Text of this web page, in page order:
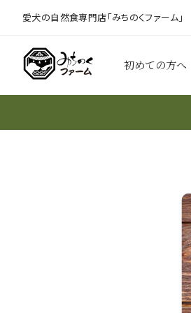
愛犬の自然食専門店「みちのくファーム」
初めての方へ